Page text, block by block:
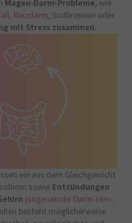
Magen-Darm-Probleme, wie
, Reizdarm, Sodbrennen oder
mit Stress zusammen.
ein aus dem Gleichgewicht
sowie Entzündungen
(sogenannte Darm-Hirn-
besteht möglicherweise